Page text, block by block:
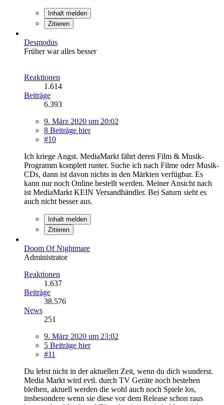
Inhalt melden
Zitieren
Desmodus
Früher war alles besser
Reaktionen
1.614
Beiträge
6.393
9. März 2020 um 20:02
8 Beiträge hier
#10
Ich kriege Angst. MediaMarkt fährt deren Film & Musik-
Programm komplett runter. Suche ich nach Filme oder Musik-
CDs, dann ist davon nichts in den Märkten verfügbar. Es
kann nur noch Online bestellt werden. Meiner Ansicht nach
ist MediaMarkt KEIN Versandhändler. Bei Saturn sieht es
auch nicht besser aus.
Inhalt melden
Zitieren
Doom Of Nightmare
Administrator
Reaktionen
1.637
Beiträge
38.576
News
251
9. März 2020 um 23:02
5 Beiträge hier
#11
Du lebst nicht in der aktuellen Zeit, wenn du dich wunderst.
Media Markt wird evtl. durch TV Geräte noch bestehen
bleiben, aktuell werden die wohl auch noch Spiele los,
insbesondere wenn sie diese vor dem Release schon raus